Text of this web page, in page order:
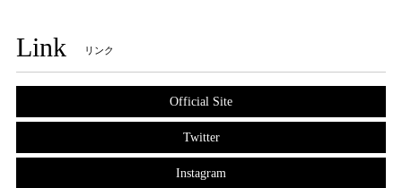
Link リンク
Official Site
Twitter
Instagram